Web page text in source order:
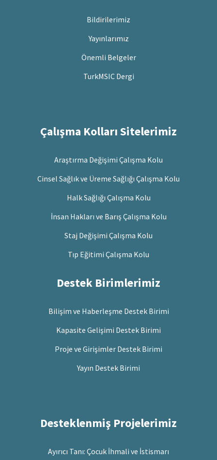
Bildirilerimiz
Yayınlarımız
Önemli Belgeler
TurkMSIC Dergi
Çalışma Kolları Sitelerimiz
Araştırma Değişimi Çalışma Kolu
Cinsel Sağlık ve Üreme Sağlığı Çalışma Kolu
Halk Sağlığı Çalışma Kolu
İnsan Hakları ve Barış Çalışma Kolu
Staj Değişimi Çalışma Kolu
Tıp Eğitimi Çalışma Kolu
Destek Birimlerimiz
Bilişim ve Haberleşme Destek Birimi
Kapasite Gelişimi Destek Birimi
Proje ve Girişimler Destek Birimi
Yayın Destek Birimi
Desteklenmiş Projelerimiz
Ayırıcı Tanı: Çocuk İhmali ve İstismarı